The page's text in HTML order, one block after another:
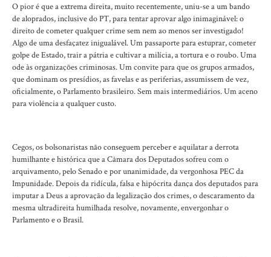
O pior é que a extrema direita, muito recentemente, uniu-se a um bando
de aloprados, inclusive do PT, para tentar aprovar algo inimaginável: o
direito de cometer qualquer crime sem nem ao menos ser investigado!
Algo de uma desfaçatez inigualável. Um passaporte para estuprar, cometer
golpe de Estado, trair a pátria e cultivar a milícia, a tortura e o roubo. Uma
ode às organizações criminosas. Um convite para que os grupos armados,
que dominam os presídios, as favelas e as periferias, assumissem de vez,
oficialmente, o Parlamento brasileiro. Sem mais intermediários. Um aceno
para violência a qualquer custo.
Cegos, os bolsonaristas não conseguem perceber e aquilatar a derrota
humilhante e histórica que a Câmara dos Deputados sofreu com o
arquivamento, pelo Senado e por unanimidade, da vergonhosa PEC da
Impunidade. Depois da ridícula, falsa e hipócrita dança dos deputados para
imputar a Deus a aprovação da legalização dos crimes, o descaramento da
mesma ultradireita humilhada resolve, novamente, envergonhar o
Parlamento e o Brasil.